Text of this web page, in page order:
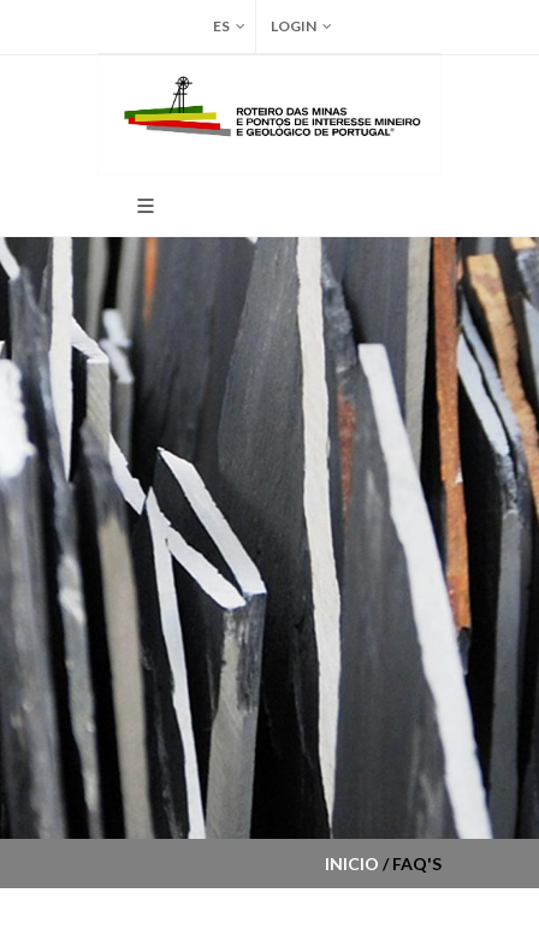
ES LOGIN
INICIO / FAQ'S